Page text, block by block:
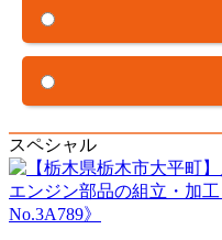
スペシャル